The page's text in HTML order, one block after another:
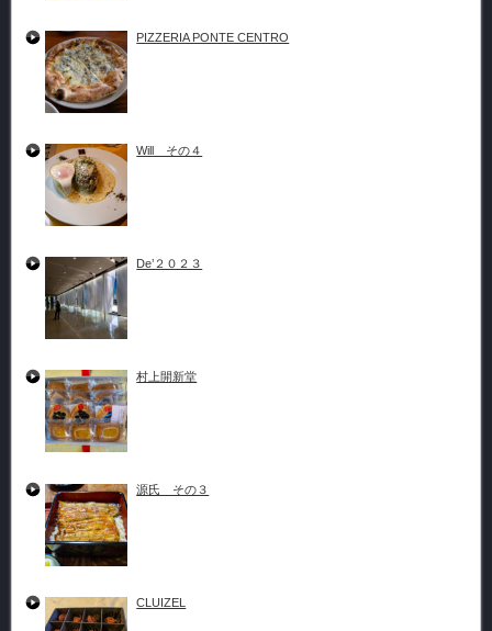
PIZZERIA PONTE CENTRO
Will その４
De’２０２３
村上開新堂
源氏 その３
CLUIZEL